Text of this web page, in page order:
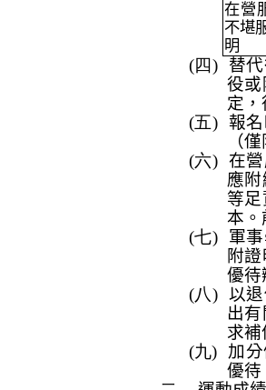
在營
不堪
明
(四)
替
役
定，
(五) 報
（
(六) 在
應
等足
本。
(七)
軍
附
優待
(八) 以
出
求補
(九)
加
優待